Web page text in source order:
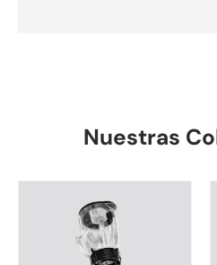
Nuestras